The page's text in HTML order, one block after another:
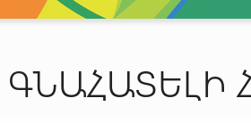
ԳՆԱՀԱՏԵԼԻ